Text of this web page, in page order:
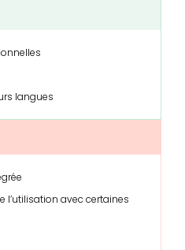
langues
l’utilisation avec certaines